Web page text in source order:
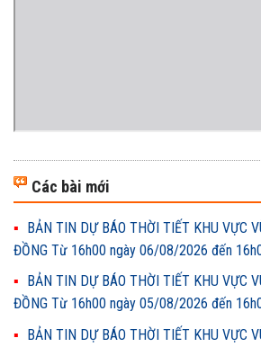
Các bài mới
BẢN TIN DỰ BÁO THỜI TIẾT KHU VỰC
ĐỒNG Từ 16h00 ngày 06/08/2026 đến
BẢN TIN DỰ BÁO THỜI TIẾT KHU VỰC
ĐỒNG Từ 16h00 ngày 05/08/2026 đến
BẢN TIN DỰ BÁO THỜI TIẾT KHU VỰC